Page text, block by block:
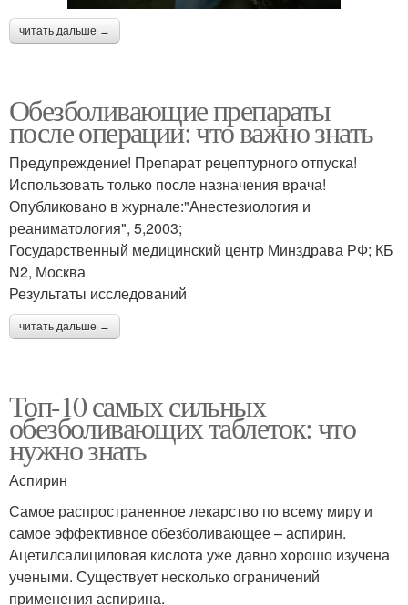
читать дальше →
Обезболивающие препараты
после операции: что важно знать
Предупреждение! Препарат рецептурного отпуска!
Использовать только после назначения врача!
Опубликовано в журнале:"Анестезиология и
реаниматология", 5,2003;
Государственный медицинский центр Минздрава РФ; КБ
N2, Москва
Результаты исследований
читать дальше →
Топ-10 самых сильных
обезболивающих таблеток: что
нужно знать
Аспирин
Самое распространенное лекарство по всему миру и
самое эффективное обезболивающее – аспирин.
Ацетилсалициловая кислота уже давно хорошо изучена
учеными. Существует несколько ограничений
применения аспирина.